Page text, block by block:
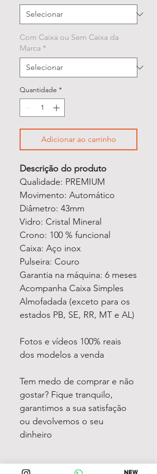
Com Caixa ou Sem Caixa da
Marca *
Quantidade *
Adicionar ao carrinho
Descrição do produto
Qualidade: PREMIUM
Movimento: Automático
Diâmetro: 43mm
Vidro: Cristal Mineral
Crono: 100 % funcional
Caixa: Aço inox
Pulseira: Couro
Garantia na máquina: 6 meses
Acompanha Caixa Simples
Almofadada (exceto para os
estados PB, SE, RR, MT e AL)
Fotos e vídeos 100% reais
dos modelos a venda
Tem medo de comprar e não
gostar? Fique tranquilo,
garantimos a sua satisfação
ou devolvemos o seu
dinheiro